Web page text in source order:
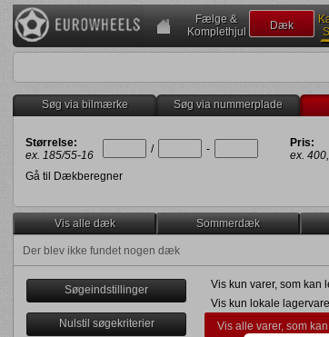
Fælge &
Komplethjul
Dæk
Søg via bilmærke Søg via nummerplade
Størrelse:
ex. 185/55-16
/ -
Pris:
ex.
Gå til Dækberegner
Vis alle dæk Sommerdæk
Der blev ikke fundet nogen dæk
Søgeindstillinger
Nulstil søgekriterier
Vis kun varer, som kan
Vis kun lokale
Vis alle varer, som